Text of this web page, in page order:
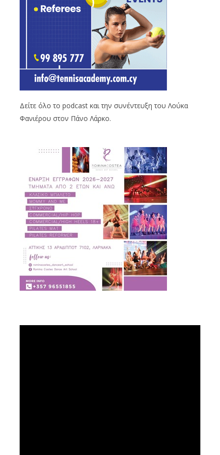
Δείτε όλο το podcast και την συνέντευξη του Λούκα
Φανιέρου στον Πάνο Λάρκο.